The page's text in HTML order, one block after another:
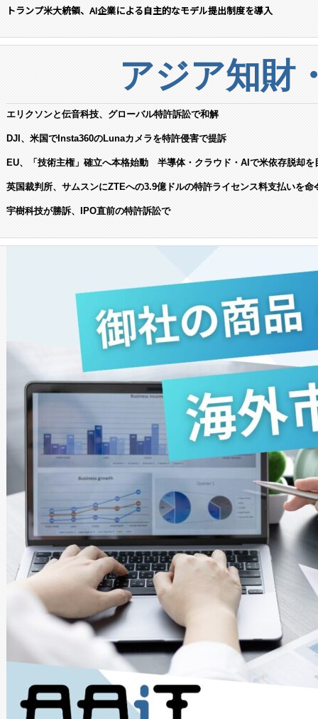
トランプ米大統領、AI企業による自主的なモデル提出制度を導入
アジア知財
エリクソンと伝音科技、グローバル特許訴訟で和解
DJI、米国でInsta360のLunaカメラを特許侵害で提訴
EU、「技術主権」確立へ本格始動 半導体・クラウド・AIで米依存脱却を
英国裁判所、サムスンにZTEへの3.9億ドルの特許ライセンス料支払いを命
宇樹科技が勝訴、IPO直前の特許訴訟で